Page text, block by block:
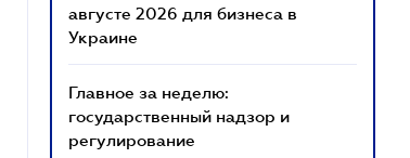
августе 2026 для бизнеса в
Украине
Главное за неделю:
государственный надзор и
регулирование